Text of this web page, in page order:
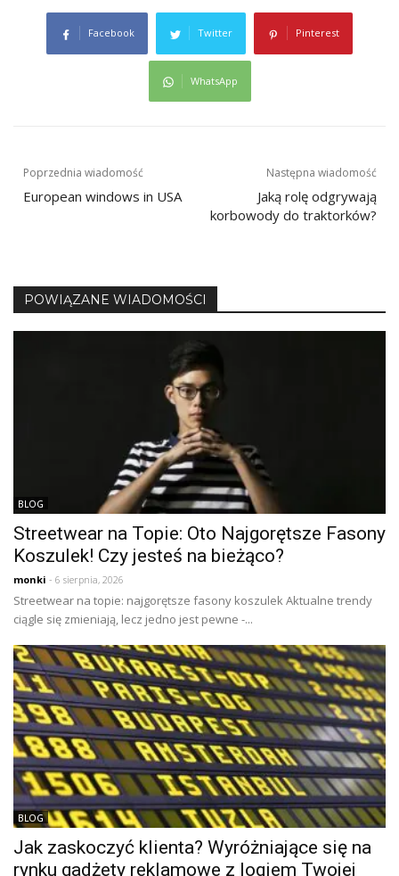
Facebook Twitter Pinterest
WhatsApp
Nawigacja
wpisu
Poprzednia wiadomość
European windows in USA
Następna wiadomość
Jaką rolę odgrywają
korbowody do traktorków?
POWIĄZANE WIADOMOŚCI
BLOG
Streetwear na Topie: Oto Najgorętsze Fasony
Koszulek! Czy jesteś na bieżąco?
monki - 6 sierpnia, 2026
Streetwear na topie: najgorętsze fasony koszulek Aktualne trendy
ciągle się zmieniają, lecz jedno jest pewne -...
BLOG
Jak zaskoczyć klienta? Wyróżniające się na
rynku gadżety reklamowe z logiem Twojej